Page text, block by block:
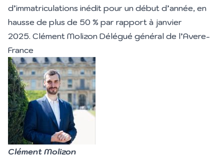
d’immatriculations inédit pour un début d’année, en
hausse de plus de 50 % par rapport à janvier
2025. Clément Molizon Délégué général de l’Avere-
France
Clément Molizon